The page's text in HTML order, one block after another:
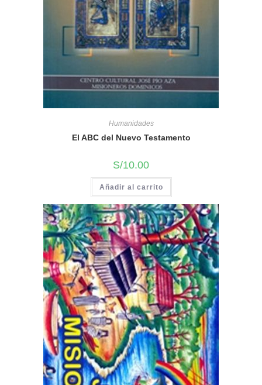
Humanidades
El ABC del Nuevo Testamento
S/10.00
Añadir al carrito